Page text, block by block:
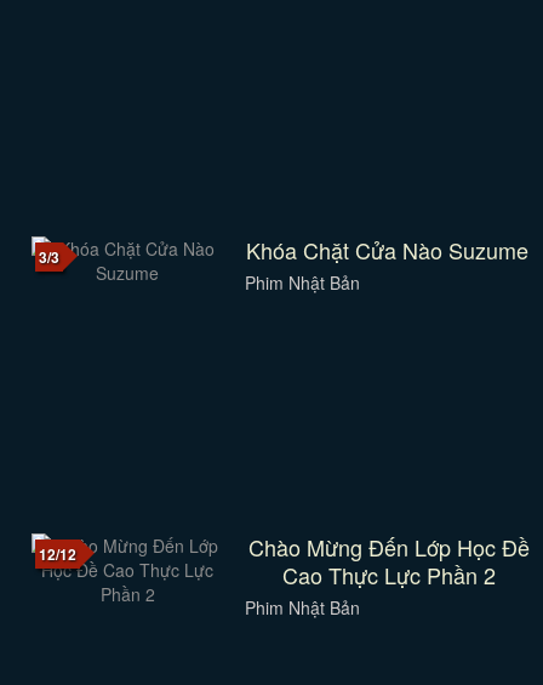
3/3 Khóa Chặt Cửa Nào Suzume
Phim Nhật Bản
12/12
Chào Mừng Đến Lớp Học Đề
Cao Thực Lực Phần 2
Phim Nhật Bản